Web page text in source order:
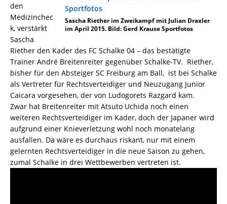
Sascha Riether im Zweikampf mit Julian Draxler
im April 2015. Bild: Gerd Krause Sportfotos
den
Medizinchec
k, verstärkt
Sascha
Riether den Kader des FC Schalke 04 – das bestätigte
Trainer André Breitenreiter gegenüber Schalke-TV. Riether,
bisher für den Absteiger SC Freiburg am Ball, ist bei Schalke
als Vertreter für Rechtsverteidiger und Neuzugang Junior
Caicara vorgesehen, der von Ludogorets Razgard kam.
Zwar hat Breitenreiter mit Atsuto Uchida noch einen
weiteren Rechtsverteidiger im Kader, doch der Japaner wird
aufgrund einer Knieverletzung wohl noch monatelang
ausfallen. Da wäre es durchaus riskant, nur mit einem
gelernten Rechtsverteidiger in die neue Saison zu gehen,
zumal Schalke in drei Wettbewerben vertreten ist.